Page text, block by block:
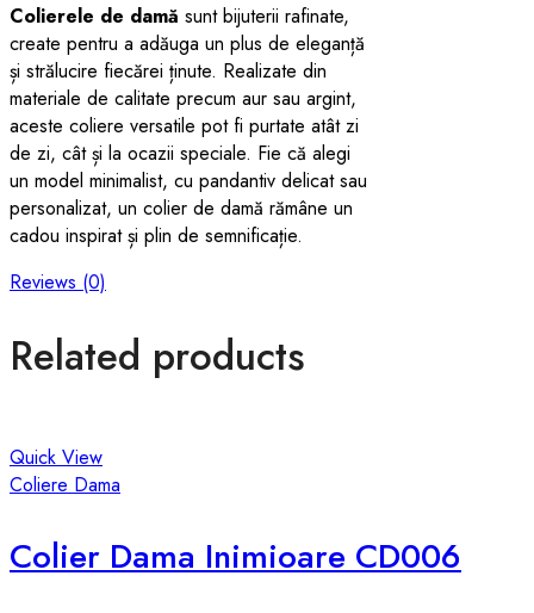
Colierele de damă sunt bijuterii rafinate,
create pentru a adăuga un plus de eleganță
și strălucire fiecărei ținute. Realizate din
materiale de calitate precum aur sau argint,
aceste coliere versatile pot fi purtate atât zi
de zi, cât și la ocazii speciale. Fie că alegi
un model minimalist, cu pandantiv delicat sau
personalizat, un colier de damă rămâne un
cadou inspirat și plin de semnificație.
Reviews (0)
Related products
Quick View
Coliere Dama
Colier Dama Inimioare CD006